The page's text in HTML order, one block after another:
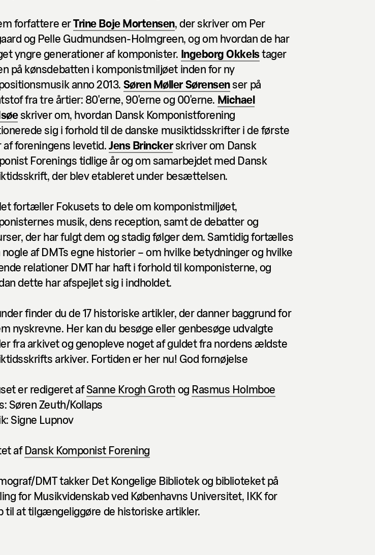
forfattere erTrine Boje Mortensen, der skriver om Per
og Pelle Gudmundsen-Holmgreen, og om hvordan de har
yngre generationer af komponister. Ingeborg Okkelstager
på kønsdebatten i komponistmiljøet inden for ny
anno 2013. Søren Møller Sørensenser på
fra tre årtier: 80'erne, 90'erne og 00'erne. Michael
skriver om, hvordan Dansk Komponistforening
sig i forhold til de danske musiktidsskrifter i de første
af foreningens levetid.Jens Brinckerskriver om Dansk
Forenings tidlige år og om samarbejdet med Dansk
der blev etableret under besættelsen.
fortæller Fokusets to dele om komponistmiljøet,
musik, dens reception, samt de debatter og
der har fulgt dem og stadig følger dem. Samtidig fortælles
af DMTs egne historier – om hvilke betydninger og hvilke
relationer DMT har haft i forhold til komponisterne, og
dette har afspejlet sig i indholdet.
finder du de 17 historiske artikler, der danner baggrund for
nyskrevne. Her kan du besøge eller genbesøge udvalgte
fra arkivet og genopleve noget af guldet fra nordens ældste
arkiver. Fortiden er her nu! God fornøjelse
er redigeret afSanne Krogh Groth og Rasmus Holmboe
Søren Zeuth/Kollaps
Signe Lupnov
afDansk Komponist Forening
DMT takker Det Kongelige Bibliotek og biblioteket på
for Musikvidenskab ved Københavns Universitet, IKK for
til at tilgængeliggøre de historiske artikler.